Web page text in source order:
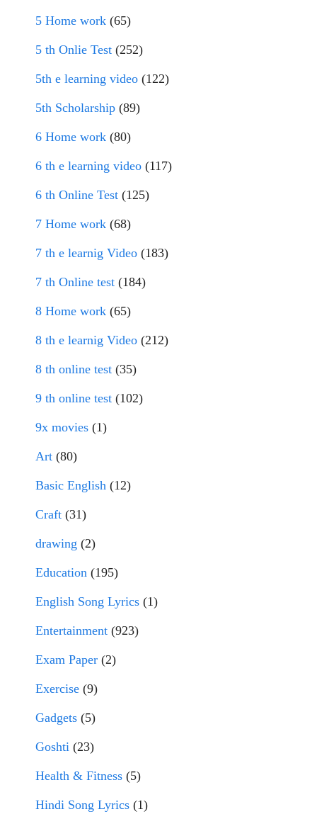
5 Home work (65)
5 th Onlie Test (252)
5th e learning video (122)
5th Scholarship (89)
6 Home work (80)
6 th e learning video (117)
6 th Online Test (125)
7 Home work (68)
7 th e learnig Video (183)
7 th Online test (184)
8 Home work (65)
8 th e learnig Video (212)
8 th online test (35)
9 th online test (102)
9x movies (1)
Art (80)
Basic English (12)
Craft (31)
drawing (2)
Education (195)
English Song Lyrics (1)
Entertainment (923)
Exam Paper (2)
Exercise (9)
Gadgets (5)
Goshti (23)
Health & Fitness (5)
Hindi Song Lyrics (1)